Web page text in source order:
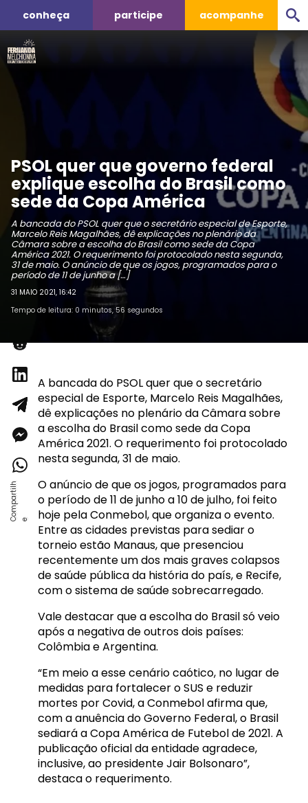
conheça participe acompanhe
PSOL quer que governo federal
explique escolha do Brasil como
sede da Copa América
A bancada do PSOL quer que o secretário especial de Esporte,
Marcelo Reis Magalhães, dê explicações no plenário da
Câmara sobre a escolha do Brasil como sede da Copa
América 2021. O requerimento foi protocolado nesta segunda,
31 de maio. O anúncio de que os jogos, programados para o
período de 11 de junho a […]
31 MAIO 2021, 16:42
Tempo de leitura: 0 minutos, 56 segundos
A bancada do PSOL quer que o secretário
especial de Esporte, Marcelo Reis Magalhães,
dê explicações no plenário da Câmara sobre
a escolha do Brasil como sede da Copa
América 2021. O requerimento foi protocolado
nesta segunda, 31 de maio.
O anúncio de que os jogos, programados para
o período de 11 de junho a 10 de julho, foi feito
hoje pela Conmebol, que organiza o evento.
Entre as cidades previstas para sediar o
torneio estão Manaus, que presenciou
recentemente um dos mais graves colapsos
de saúde pública da história do país, e Recife,
com o sistema de saúde sobrecarregado.
Vale destacar que a escolha do Brasil só veio
após a negativa de outros dois países:
Colômbia e Argentina.
“Em meio a esse cenário caótico, no lugar de
medidas para fortalecer o SUS e reduzir
mortes por Covid, a Conmebol afirma que,
com a anuência do Governo Federal, o Brasil
sediará a Copa América de Futebol de 2021. A
publicação oficial da entidade agradece,
inclusive, ao presidente Jair Bolsonaro”,
destaca o requerimento.